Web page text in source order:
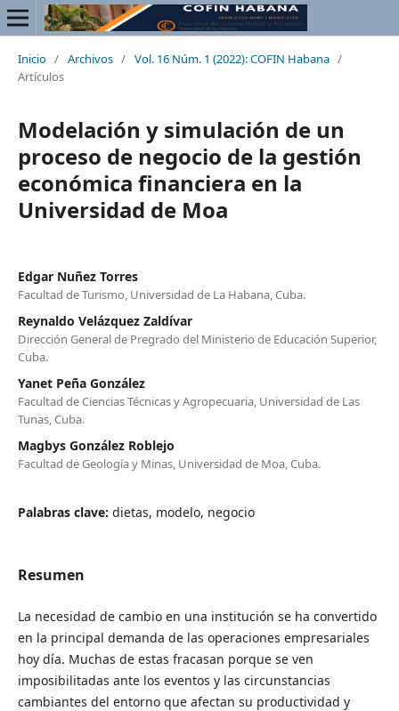
Inicio / Archivos / Vol. 16 Núm. 1 (2022): COFIN Habana /
Artículos
Modelación y simulación de un
proceso de negocio de la gestión
económica financiera en la
Universidad de Moa
Edgar Nuñez Torres
Facultad de Turismo, Universidad de La Habana, Cuba.
Reynaldo Velázquez Zaldívar
Dirección General de Pregrado del Ministerio de Educación Superior,
Cuba.
Yanet Peña González
Facultad de Ciencias Técnicas y Agropecuaria, Universidad de Las
Tunas, Cuba.
Magbys González Roblejo
Facultad de Geología y Minas, Universidad de Moa, Cuba.
Palabras clave: dietas, modelo, negocio
Resumen
La necesidad de cambio en una institución se ha convertido
en la principal demanda de las operaciones empresariales
hoy día. Muchas de estas fracasan porque se ven
imposibilitadas ante los eventos y las circunstancias
cambiantes del entorno que afectan su productividad y